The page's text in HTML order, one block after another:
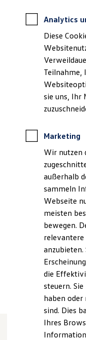
Kfz-
Anpfiff zum
Elektroautos
ID.
Reichweite
Laden
Laden
Laden
Batterie
Kosten und
E-
Software
Verantwortlich für die
Holst GmbH (
Vareler Weg
+49 4263
Montag- Freitag
Samstag
Unser Team im
durchgehend von
Mehr anzeigen
Analytics
Diese
Teilnahme,
sie uns, Ihr
Marketing
Wir nutzen
außerhalb
sammeln
Webseite
meisten
bewegen.
relevantere
die
steuern.
haben
sind. Dies
Ihres